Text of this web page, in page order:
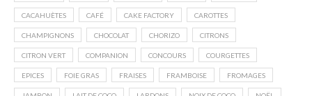
CACAHUÈTES CAFÉ CAKE FACTORY CAROTTES
CHAMPIGNONS CHOCOLAT CHORIZO CITRONS
CITRON VERT COMPANION CONCOURS COURGETTES
EPICES FOIE GRAS FRAISES FRAMBOISE FROMAGES